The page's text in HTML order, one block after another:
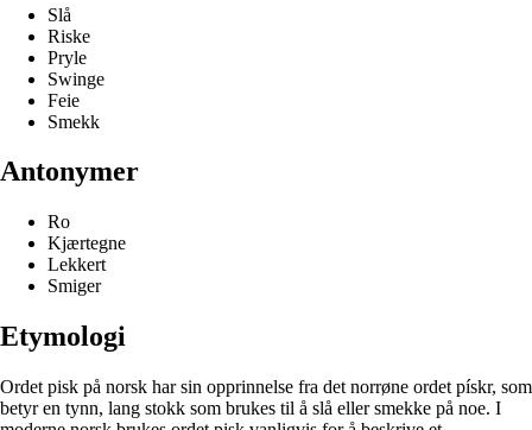
Slå
Riske
Pryle
Swinge
Feie
Smekk
Antonymer
Ro
Kjærtegne
Lekkert
Smiger
Etymologi
Ordet pisk på norsk har sin opprinnelse fra det norrøne ordet pískr, som
betyr en tynn, lang stokk som brukes til å slå eller smekke på noe. I